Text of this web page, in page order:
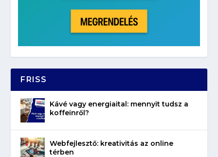
FRISS
Kávé vagy energiaital: mennyit tudsz a
koffeinről?
Webfejlesztő: kreativitás az online
térben